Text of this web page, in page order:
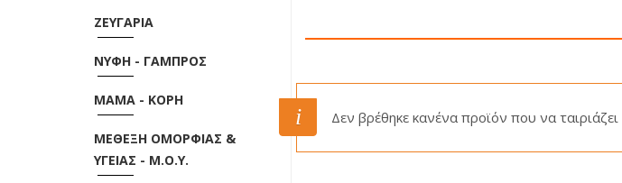
Δεν βρέθηκε κανένα προϊόν που να
ΖΕΥΓΑΡΙΑ
ΝΥΦΗ - ΓΑΜΠΡΟΣ
ΜΑΜΑ - ΚΟΡΗ
ΜΕΘΕΞΗ ΟΜΟΡΦΙΑΣ &
ΥΓΕΙΑΣ - Μ.Ο.Υ.